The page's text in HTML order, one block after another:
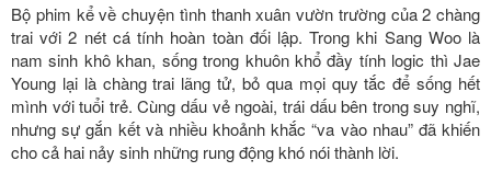
Bộ phim kể về chuyện tình thanh xuân vườn trường của 2 chàng
trai với 2 nét cá tính hoàn toàn đối lập. Trong khi Sang Woo là
nam sinh khô khan, sống trong khuôn khổ đầy tính logic thì Jae
Young lại là chàng trai lãng tử, bỏ qua mọi quy tắc để sống hết
mình với tuổi trẻ. Cùng dấu vẻ ngoài, trái dấu bên trong suy nghĩ,
nhưng sự gắn kết và nhiều khoảnh khắc “va vào nhau” đã khiến
cho cả hai nảy sinh những rung động khó nói thành lời.